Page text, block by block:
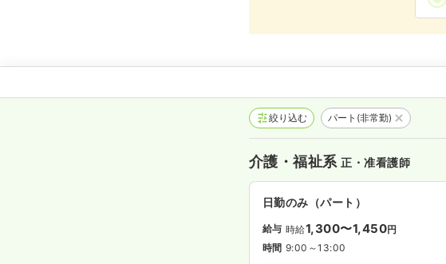
絞り込む パート(非常勤)
介護・福祉系正・准看護師
日勤のみ（パート）
給与 時給1,300〜1,450円
時間 9:00～13:00